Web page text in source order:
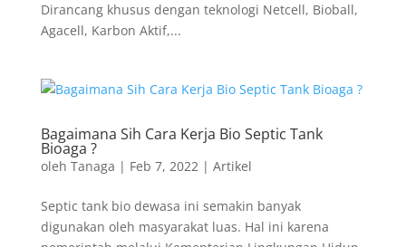
Dirancang khusus dengan teknologi Netcell, Bioball,
Agacell, Karbon Aktif,...
Bagaimana Sih Cara Kerja Bio Septic Tank
Bioaga ?
oleh Tanaga | Feb 7, 2022| Artikel
Septic tank bio dewasa ini semakin banyak
digunakan oleh masyarakat luas. Hal ini karena